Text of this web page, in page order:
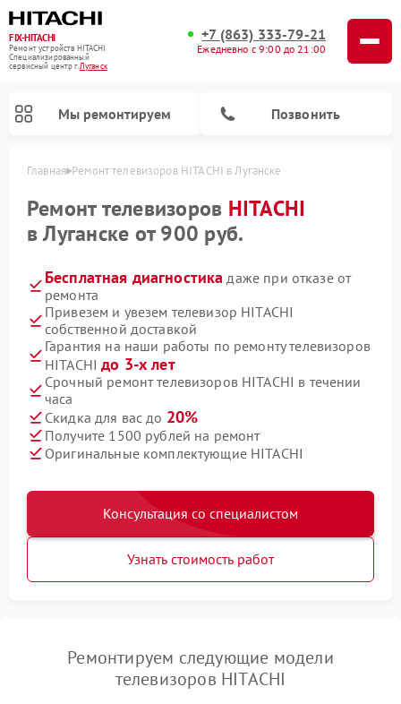
FIX-HITACHI
Ремонт устройств HITACHI
Специализированный
cервисный центр г.Луганск
+7 (863) 333-79-21
Ежедневно с 9:00 до 21:00
Мы ремонтируем Позвонить
Главная Ремонт телевизоров HITACHI в Луганске
Ремонт телевизоров HITACHI
в Луганске от 900 руб.
Бесплатная диагностика даже при отказе от
ремонта
Привезем и увезем телевизор HITACHI
собственной доставкой
Гарантия на наши работы по ремонту телевизоров
HITACHIдо 3-х лет
Срочный ремонт телевизоров HITACHI в течении
часа
Скидка для вас до 20%
Получите 1500 рублей на ремонт
Оригинальные комплектующие HITACHI
Консультация со специалистом
Узнать стоимость работ
Ремонтируем следующие модели
телевизоров HITACHI